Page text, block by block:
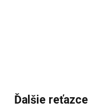
Ďalšie